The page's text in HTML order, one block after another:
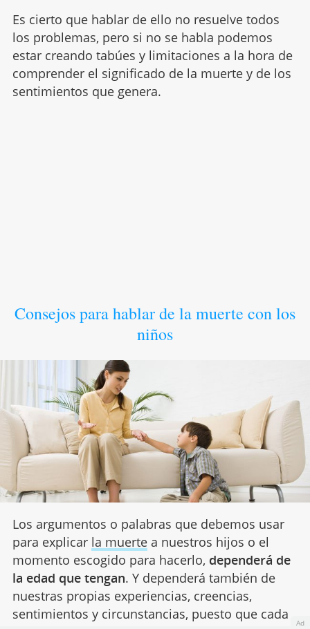
Es cierto que hablar de ello no resuelve todos
los problemas, pero si no se habla podemos
estar creando tabúes y limitaciones a la hora de
comprender el significado de la muerte y de los
sentimientos que genera.
Consejos para hablar de la muerte con los
niños
Los argumentos o palabras que debemos usar
para explicar la muertea nuestros hijos o el
momento escogido para hacerlo, dependerá de
la edad que tengan. Y dependerá también de
nuestras propias experiencias, creencias,
sentimientos y circunstancias, puesto que cada
Ad